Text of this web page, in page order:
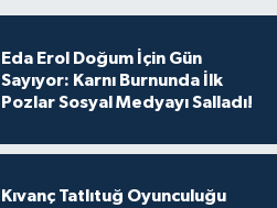
Eda Erol Doğum İçin Gün
Sayıyor: Karnı Burnunda İlk
Pozlar Sosyal Medyayı Salladı!
Kıvanç Tatlıtuğ Oyunculuğu